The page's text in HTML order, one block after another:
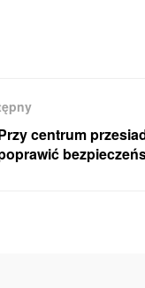
centrum